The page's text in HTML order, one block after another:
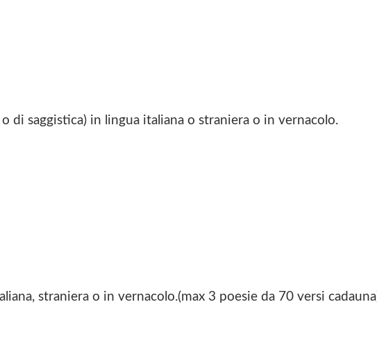
di saggistica) in lingua italiana o straniera o in vernacolo.
straniera o in vernacolo.(max 3 poesie da 70 versi